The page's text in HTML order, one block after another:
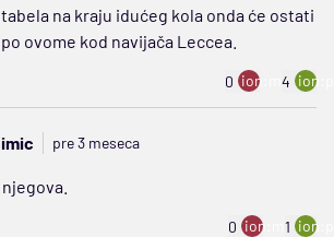
na kraju idućeg kola onda će ostati
ovome kod navijača Leccea.
0 ion:minus
4
pre 3 meseca
0 ion:minus
1